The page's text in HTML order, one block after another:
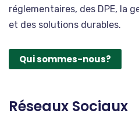
réglementaires, des DPE, la
et des solutions durables.
Qui sommes-nous?
Réseaux Sociaux